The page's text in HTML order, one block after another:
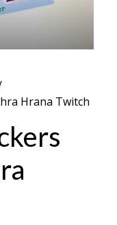
Hrana Twitch